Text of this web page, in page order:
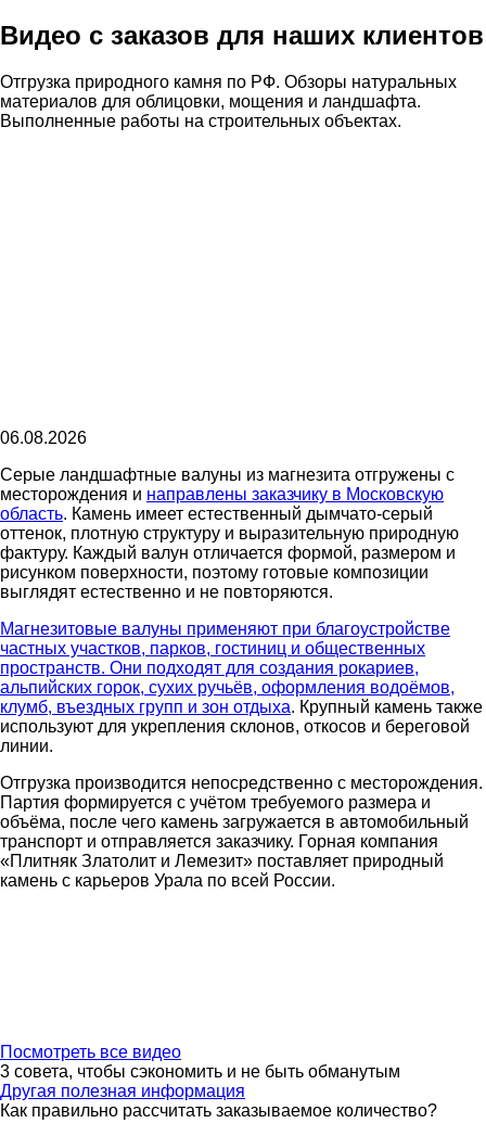
Видео с заказов для наших клиентов
Отгрузка природного камня по РФ. Обзоры натуральных
материалов для облицовки, мощения и ландшафта.
Выполненные работы на строительных объектах.
06.08.2026
Серые ландшафтные валуны из магнезита отгружены с
месторождения и направлены заказчику в Московскую
область. Камень имеет естественный дымчато-серый
оттенок, плотную структуру и выразительную природную
фактуру. Каждый валун отличается формой, размером и
рисунком поверхности, поэтому готовые композиции
выглядят естественно и не повторяются.
Магнезитовые валуны применяют при благоустройстве
частных участков, парков, гостиниц и общественных
пространств. Они подходят для создания рокариев,
альпийских горок, сухих ручьёв, оформления водоёмов,
клумб, въездных групп и зон отдыха. Крупный камень также
используют для укрепления склонов, откосов и береговой
линии.
Отгрузка производится непосредственно с месторождения.
Партия формируется с учётом требуемого размера и
объёма, после чего камень загружается в автомобильный
транспорт и отправляется заказчику. Горная компания
«Плитняк Златолит и Лемезит» поставляет природный
камень с карьеров Урала по всей России.
Посмотреть все видео
3 совета, чтобы сэкономить и не быть обманутым
Другая полезная информация
Как правильно рассчитать заказываемое количество?